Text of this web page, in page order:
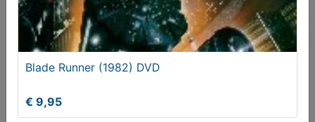
Koffiepot, koper en roodkoperen bodem.
€ 39,50
Blade Runner (1982) DVD
€ 9,95